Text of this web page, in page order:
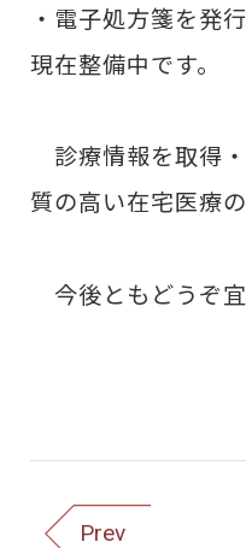
・電子処方箋を発
現在整備中です。
診療情報を取得・
質の高い在宅医療
今後ともどうぞ宜
Prev